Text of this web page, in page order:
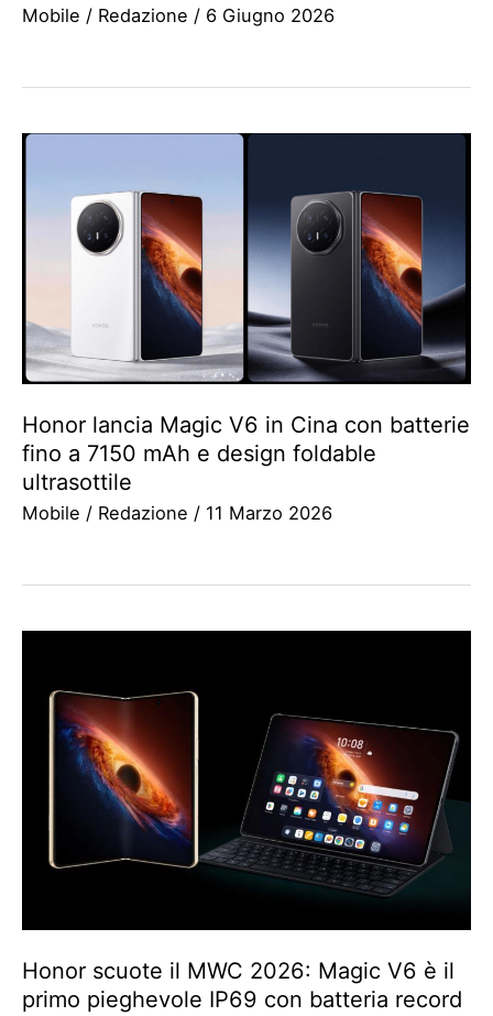
Mobile / Redazione / 6 Giugno 2026
Honor lancia Magic V6 in Cina con batterie
fino a 7150 mAh e design foldable
ultrasottile
Mobile / Redazione / 11 Marzo 2026
Honor scuote il MWC 2026: Magic V6 è il
primo pieghevole IP69 con batteria record